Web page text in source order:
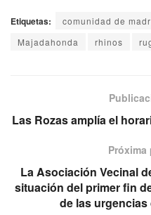
Etiquetas: comunidad de
Majadahonda
rhinos
Las Rozas amplía el
La Asociación Vecinal
situación del primer fin
de las